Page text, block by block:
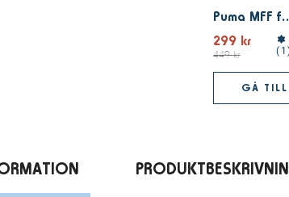
Puma MFF
299 kr
449 kr
1
GÅ TILL